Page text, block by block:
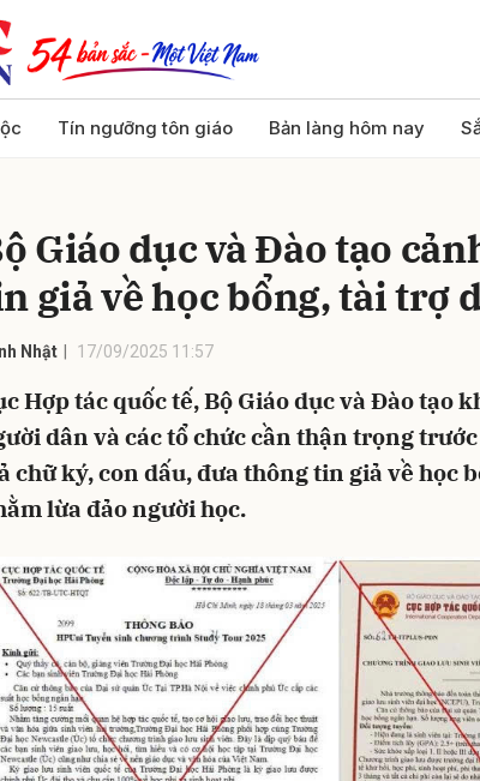
Tín ngưỡng tôn giáo Bản làng hôm nay
Giáo dục và Đào tạo
giả về học bổng, tài trợ
Nhật 17/09/2025 11:57
Hợp tác quốc tế, Bộ Giáo dục và Đào tạo
dân và các tổ chức cần thận trọng
chữ ký, con dấu, đưa thông tin giả về học
lừa đảo người học.
Gửi bình luận